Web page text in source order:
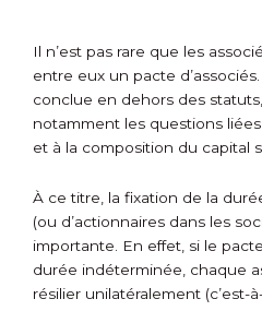
Il n’est pas rare que les
entre eux un pacte
conclue en dehors des
notamment les questions
et à la composition du capital
À ce titre, la fixation de la
(ou d’actionnaires dans les
importante. En effet, si le
durée indéterminée, chaque
résilier unilatéralement (c’est-